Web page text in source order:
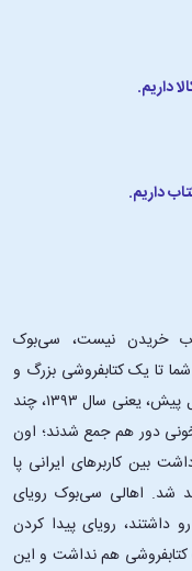
داریم.
داریم.
خریدن نیست، سی‌بوک
تا یک کتابفروشی بزرگ و
پروپیمون تنها به اندازۀ یک کلیک شده. چند سال پیش، یعنی سال ۱۳۹۳، چند
دور هم جمع شدند؛ اون‌
بین کاربرهای ایرانی پا
شد. اهالی سی‌بوک رویای
داشتند، رویای پیدا کردن
هم نداشت و این